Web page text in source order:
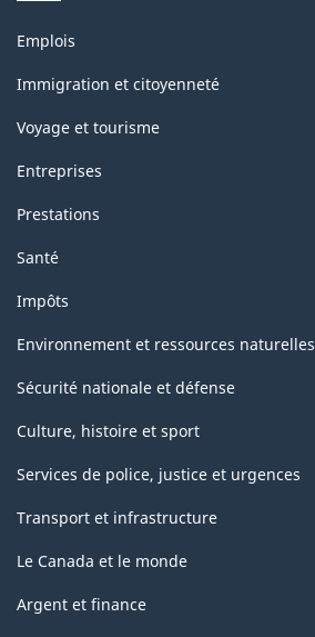
Biens
agricoles
(variante
de
prolongement)
Structure
de
la
classification
Thèmes
sujets
Emplois
Immigration et citoyenneté
Voyage et tourisme
Entreprises
Prestations
Santé
Impôts
Environnement et ressources naturelles
Sécurité nationale et défense
Culture, histoire et sport
Services de police, justice et urgences
Transport et infrastructure
Le Canada et le monde
Argent et finance